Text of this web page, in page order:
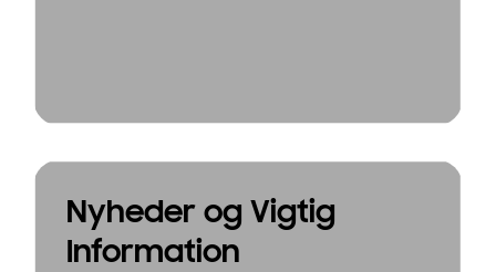
Nyheder og Vigtig
Information